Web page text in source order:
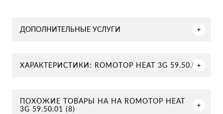
ДОПОЛНИТЕЛЬНЫЕ УСЛУГИ
ХАРАКТЕРИСТИКИ: ROMOTOP HEAT 3G 59.50.01
ПОХОЖИЕ ТОВАРЫ НА НА ROMOTOP HEAT
3G 59.50.01 (8)